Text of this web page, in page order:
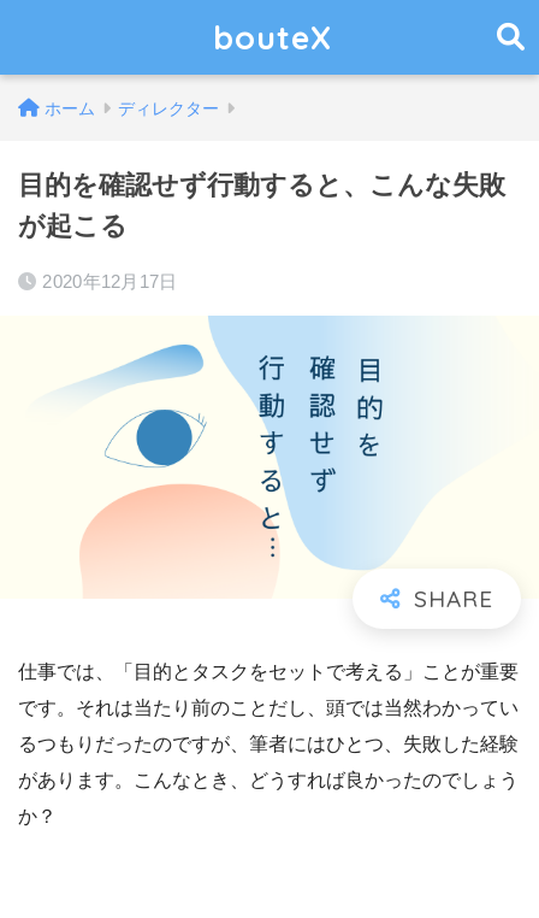
bouteX
ホーム ディレクター
目的を確認せず行動すると、こんな失敗
が起こる
2020年12月17日
仕事では、「目的とタスクをセットで考える」ことが重要
です。それは当たり前のことだし、頭では当然わかってい
るつもりだったのですが、筆者にはひとつ、失敗した経験
があります。こんなとき、どうすれば良かったのでしょう
か？